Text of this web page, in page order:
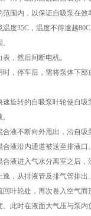
围内，以保证自吸泵在效
温度35C ，温度不得逾越80C
，然后间断电机。
，停车后，需将泵体下
旋转的自吸泵叶轮使自
液不断向外甩出，沿自
液沿内通道被送至排液口。
液进入气水分离室之后，
，从排液管及排气管排出。
叶轮处，再次卷入空气
此时在液面大气压与泵